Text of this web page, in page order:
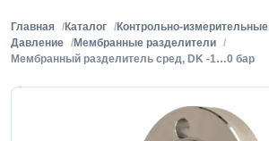
Главная Каталог
Контрольно-
Давление
Мембранные разделители
Мембранный разделитель сред, DK -1…0 бар